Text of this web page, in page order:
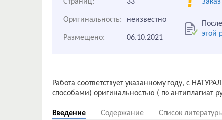
Страниц: 33
Оригинальность: неизвестно
этой
Размещено: 06.10.2021
Работа соответствует указанному году, с
Введение Содержание Список